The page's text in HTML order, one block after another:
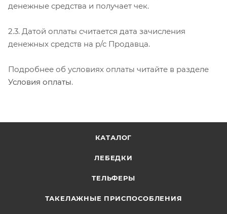
денежные средства и получает чек.
2.3. Датой оплаты считается дата зачисления
денежных средств на р/с Продавца.
Подробнее об условиях оплаты читайте в разделе
Условия оплаты.
КАТАЛОГ
ЛЕБЕДКИ
ТЕЛЬФЕРЫ
ТАКЕЛАЖНЫЕ ПРИСПОСОБЛЕНИЯ